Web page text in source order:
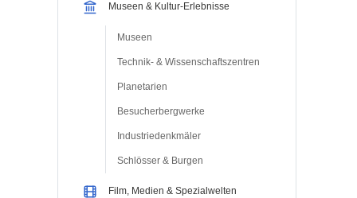
Museen & Kultur-Erlebnisse
Museen
Technik- & Wissenschaftszentren
Planetarien
Besucherbergwerke
Industriedenkmäler
Schlösser & Burgen
Film, Medien & Spezialwelten